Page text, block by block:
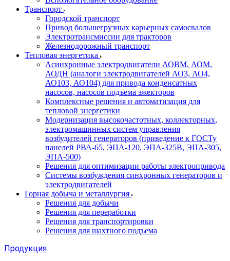
Транспорт
Городской транспорт
Привод большегрузных карьерных самосвалов
Электротрансмиссии для тракторов
Железнодорожный транспорт
Тепловая энергетика
Асинхронные электродвигатели АОВМ, АОМ,
АОДН (аналоги электродвигателей АО3, АО4,
АО103, АО104) для привода конденсатных
насосов, насосов подъема эжекторов
Комплексные решения и автоматизация для
тепловой энергетики
Модернизация высокочастотных, коллекторных,
электромашинных систем управления
возбудителей генераторов (приведение к ГОСТу
панелей РВА-65, ЭПА-120, ЭПА-325В, ЭПА-305,
ЭПА-500)
Решения для оптимизации работы электропривода
Системы возбуждения синхронных генераторов и
электродвигателей
Горная добыча и металлургия
Решения для добычи
Решения для переработки
Решения для транспортировки
Решения для шахтного подъема
Продукция